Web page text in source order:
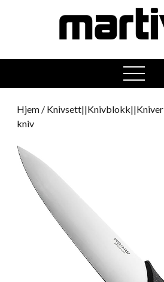
open
menu
Hjem / Knivsett||Knivblokk||Kniver
kniv